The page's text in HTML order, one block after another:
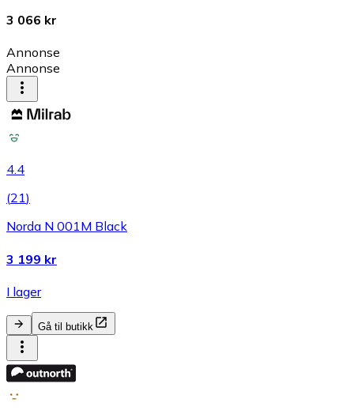
3 066 kr
Annonse
Annonse
4.4
(21)
Norda N 001M Black
3 199 kr
I lager
Gå til butikk